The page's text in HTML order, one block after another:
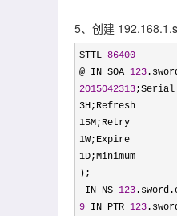
5、创建
$TTL 86400
@ IN SOA 123
2015042313;Serial
3H;Refresh
15M;Retry
1W;Expire
1D;Minimum
);
IN NS 123
9 IN PTR 123